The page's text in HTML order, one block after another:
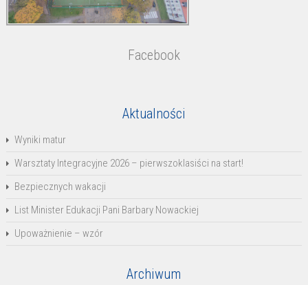
Facebook
Aktualności
Wyniki matur
Warsztaty Integracyjne 2026 – pierwszoklasiści na start!
Bezpiecznych wakacji
List Minister Edukacji Pani Barbary Nowackiej
Upoważnienie – wzór
Archiwum